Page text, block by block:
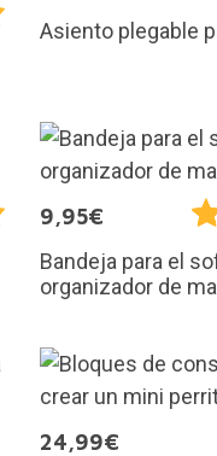
Asiento plegable
9,95€
Bandeja para el
organizador de
24,99€